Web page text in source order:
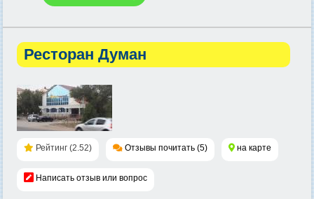
Ресторан Думан
Рейтинг (2.52) Отзывы почитать (5) на карте
Написать отзыв или вопрос